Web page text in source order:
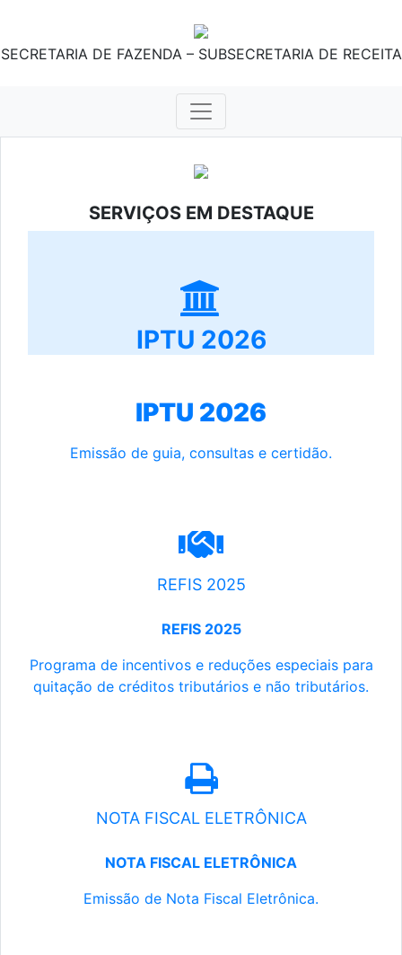
SECRETARIA DE FAZENDA – SUBSECRETARIA DE RECEITA
SERVIÇOS EM DESTAQUE
IPTU 2026
IPTU 2026
Emissão de guia, consultas e certidão.
REFIS 2025
REFIS 2025
Programa de incentivos e reduções especiais para
quitação de créditos tributários e não tributários.
NOTA FISCAL ELETRÔNICA
NOTA FISCAL ELETRÔNICA
Emissão de Nota Fiscal Eletrônica.